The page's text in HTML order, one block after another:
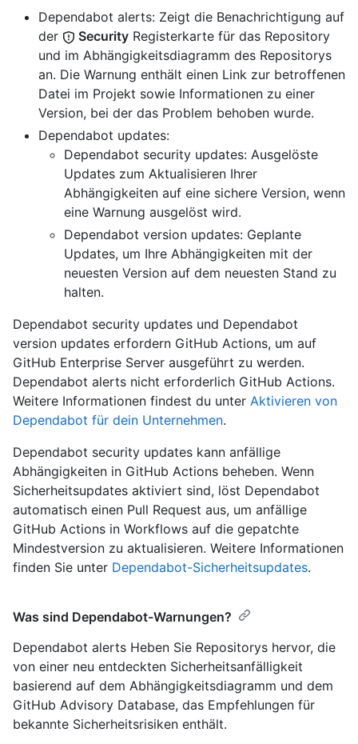
Dependabot alerts: Zeigt die Benachrichtigung auf
der
Security Registerkarte für das Repository
und im Abhängigkeitsdiagramm des Repositorys
an. Die Warnung enthält einen Link zur betroffenen
Datei im Projekt sowie Informationen zu einer
Version, bei der das Problem behoben wurde.
Dependabot updates:
Dependabot security updates: Ausgelöste
Updates zum Aktualisieren Ihrer
Abhängigkeiten auf eine sichere Version, wenn
eine Warnung ausgelöst wird.
Dependabot version updates: Geplante
Updates, um Ihre Abhängigkeiten mit der
neuesten Version auf dem neuesten Stand zu
halten.
Dependabot security updates und Dependabot
version updates erfordern GitHub Actions, um auf
GitHub Enterprise Server ausgeführt zu werden.
Dependabot alerts nicht erforderlich GitHub Actions.
Weitere Informationen findest du unter Aktivieren von
Dependabot für dein Unternehmen.
Dependabot security updates kann anfällige
Abhängigkeiten in GitHub Actions beheben. Wenn
Sicherheitsupdates aktiviert sind, löst Dependabot
automatisch einen Pull Request aus, um anfällige
GitHub Actions in Workflows auf die gepatchte
Mindestversion zu aktualisieren. Weitere Informationen
finden Sie unter Dependabot-Sicherheitsupdates.
Was sind Dependabot-Warnungen?
Dependabot alerts Heben Sie Repositorys hervor, die
von einer neu entdeckten Sicherheitsanfälligkeit
basierend auf dem Abhängigkeitsdiagramm und dem
GitHub Advisory Database, das Empfehlungen für
bekannte Sicherheitsrisiken enthält.